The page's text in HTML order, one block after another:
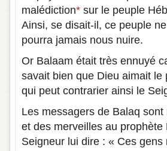
malédiction* sur le peuple
Ainsi, se disait-il, ce peuple ne
pourra jamais nous nuire.
Or Balaam était très ennuyé
savait bien que Dieu aimait
qui peut contrarier ainsi le
Les messagers de Balaq
et des merveilles au
Seigneur lui dire : « Ces